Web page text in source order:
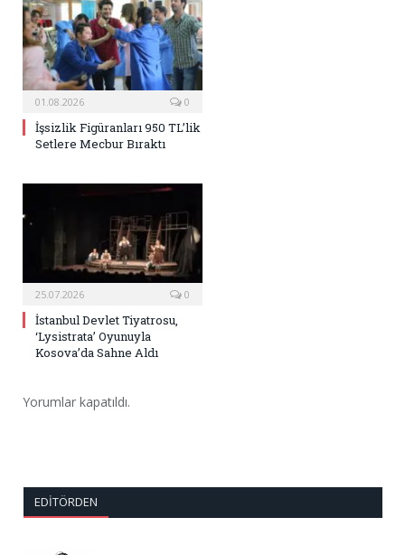
01.08.2026 0
İşsizlik Figüranları 950 TL’lik
Setlere Mecbur Bıraktı
25.07.2026 0
İstanbul Devlet Tiyatrosu,
‘Lysistrata’ Oyunuyla
Kosova’da Sahne Aldı
Yorumlar kapatıldı.
EDITÖRDEN